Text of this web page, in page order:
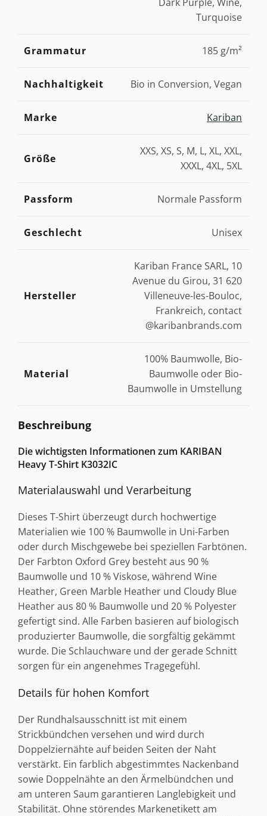
Turquoise
Grammatur 185 g/m²
Nachhaltigkeit Bio in Conversion, Vegan
Marke Kariban
Größe
XXS, XS, S, M, L, XL, XXL,
XXXL, 4XL, 5XL
Passform Normale Passform
Geschlecht Unisex
Hersteller
Kariban France SARL, 10
Avenue du Girou, 31 620
Villeneuve-les-Bouloc,
Frankreich, contact
@karibanbrands.com
Material
100% Baumwolle, Bio-
Baumwolle oder Bio-
Baumwolle in Umstellung
Beschreibung
Die wichtigsten Informationen zum KARIBAN
Heavy T-Shirt K3032IC
Materialauswahl und Verarbeitung
Dieses T-Shirt überzeugt durch hochwertige
Materialien wie 100 % Baumwolle in Uni-Farben
oder durch Mischgewebe bei speziellen Farbtönen.
Der Farbton Oxford Grey besteht aus 90 %
Baumwolle und 10 % Viskose, während Wine
Heather, Green Marble Heather und Cloudy Blue
Heather aus 80 % Baumwolle und 20 % Polyester
gefertigt sind. Alle Farben basieren auf biologisch
produzierter Baumwolle, die sorgfältig gekämmt
wurde. Die Schlauchware und der gerade Schnitt
sorgen für ein angenehmes Tragegefühl.
Details für hohen Komfort
Der Rundhalsausschnitt ist mit einem
Strickbündchen versehen und wird durch
Doppelziernähte auf beiden Seiten der Naht
verstärkt. Ein farblich abgestimmtes Nackenband
sowie Doppelnähte an den Ärmelbündchen und
am unteren Saum garantieren Langlebigkeit und
Stabilität. Ohne störendes Markenetikett am